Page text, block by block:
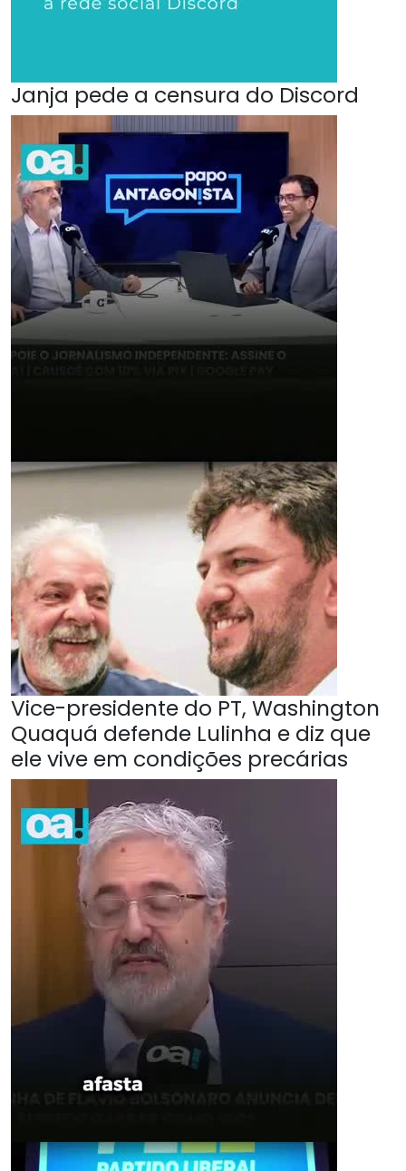
Janja pede a censura do Discord
Vice-presidente do PT, Washington
Quaquá defende Lulinha e diz que
ele vive em condições precárias